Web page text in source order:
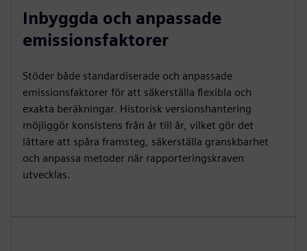
Inbyggda och anpassade
emissionsfaktorer
Stöder både standardiserade och anpassade
emissionsfaktorer för att säkerställa flexibla och
exakta beräkningar. Historisk versionshantering
möjliggör konsistens från år till år, vilket gör det
lättare att spåra framsteg, säkerställa granskbarhet
och anpassa metoder när rapporteringskraven
utvecklas.